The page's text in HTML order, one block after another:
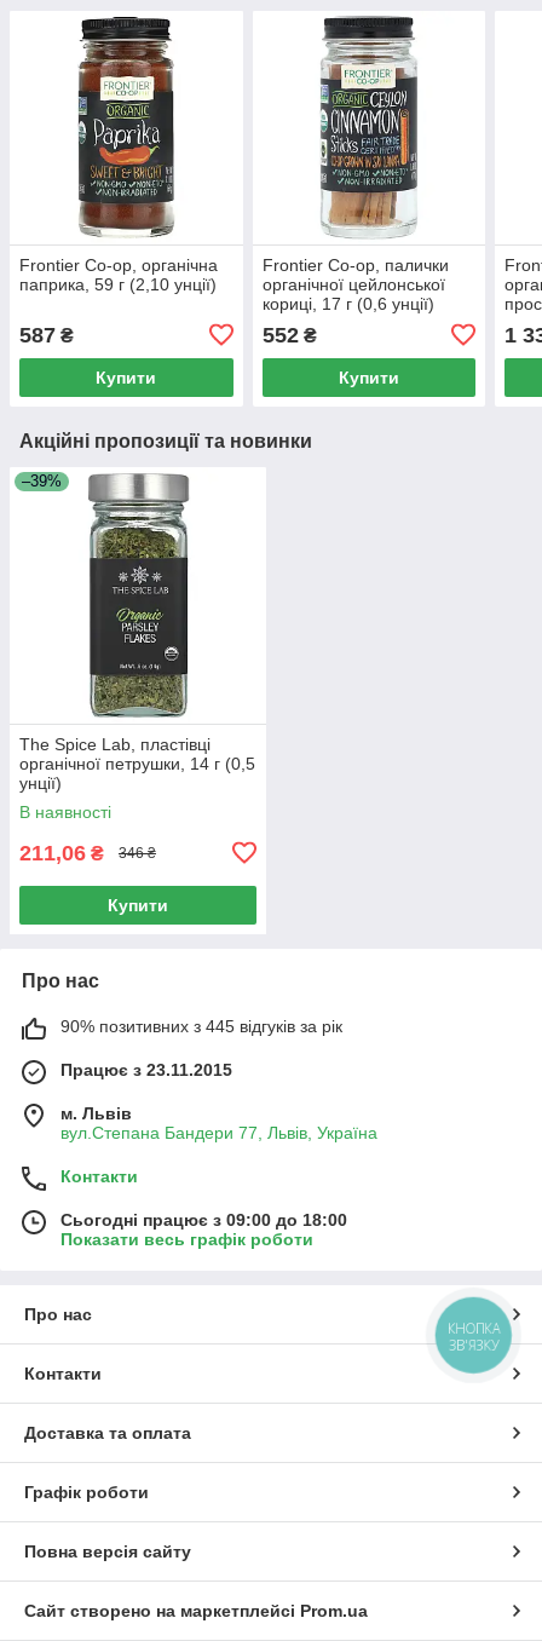
Frontier Co-op, органічна
паприка, 59 г (2,10 унції)
587 ₴
Купити
Frontier Co-op, палички
органічної цейлонської
кориці, 17 г (0,6 унції)
552₴
Купити
1
Акційні пропозиції та новинки
–39%
The Spice Lab, пластівці
органічної петрушки, 14 г (0,5
унції)
В наявності
211,06 ₴ 346 ₴
Купити
Про нас
90% позитивних з 445 відгуків за рік
Працює з 23.11.2015
м. Львів
вул.Степана Бандери 77, Львів, Україна
Контакти
Сьогодні працює з 09:00 до 18:00
Показати весь графік роботи
Про нас
Контакти
Доставка та оплата
Графік роботи
Повна версія сайту
Сайт створено на маркетплейсі Prom.ua
КНОПКА
ЗВ'ЯЗКУ